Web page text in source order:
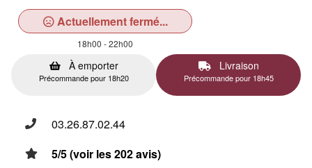
Actuellement fermé...
18h00 - 22h00
À emporter
Précommande pour 18h20
Livraison
Précommande pour 18h45
03.26.87.02.44
5/5 (voir les 202 avis)